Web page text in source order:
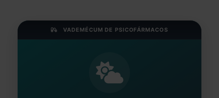
VADEMÉCUM DE PSICOFÁRMACOS